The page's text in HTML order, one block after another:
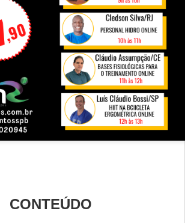
CONTEÚDO